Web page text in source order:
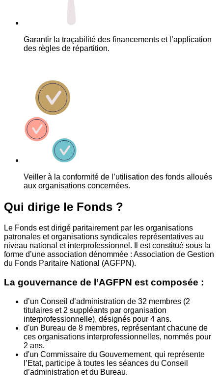
Garantir la traçabilité des financements et l’application
des règles de répartition.
Veiller à la conformité de l’utilisation des fonds alloués
aux organisations concernées.
Qui dirige le Fonds ?
Le Fonds est dirigé paritairement par les organisations
patronales et organisations syndicales représentatives au
niveau national et interprofessionnel. Il est constitué sous la
forme d’une association dénommée : Association de Gestion
du Fonds Paritaire National (AGFPN).
La gouvernance de l’AGFPN est composée :
d’un Conseil d’administration de 32 membres (2
titulaires et 2 suppléants par organisation
interprofessionnelle), désignés pour 4 ans.
d'un Bureau de 8 membres, représentant chacune de
ces organisations interprofessionnelles, nommés pour
2 ans.
d'un Commissaire du Gouvernement, qui représente
l’Etat, participe à toutes les séances du Conseil
d’administration et du Bureau.